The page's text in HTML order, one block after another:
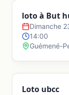
Bessay
Bois-de-
Bouillé-
loto à But
Dimanche
14:00
Guémené-
Loto ubcc